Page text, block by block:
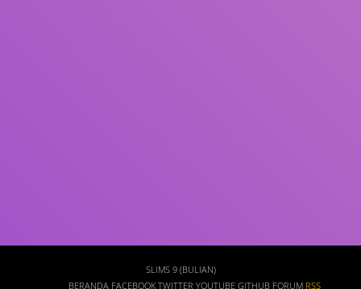
SLIMS 9 (BULIAN)
BERANDA FACEBOOK TWITTER YOUTUBE GITHUB FORUM RSS